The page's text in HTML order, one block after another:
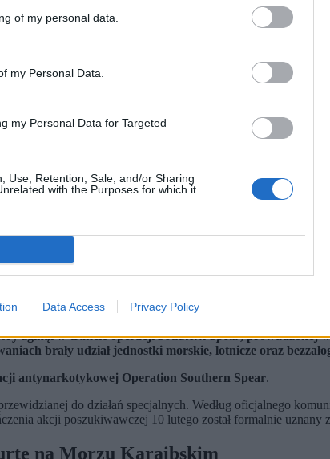
of my personal data.
my Personal Data.
my Personal Data for Targeted
Use, Retention, Sale, and/or Sharing
with the Purposes for which it
Data Access Privacy Policy
(fot. JONATHAN NACKSTRAND / East News)
tym, jak wypadł za burtę okrętu USS
zginął w trakcie operacjiSouthern Spear, prowadzonej
brały udział jednostki morskie, lotnicze oraz
antynarkotykowej Operation Southern Spear.
do działań specjalnych. Według oficjalnego
akcji poszukiwawczej 10 lutego został formalnie uznany
na Morzu Karaibskim